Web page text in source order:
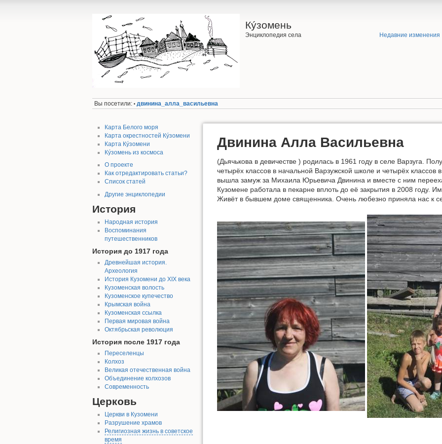
Кýзомень
Энциклопедия села Недавние изменения
Вы посетили: • двинина_алла_васильевна
Карта Белого моря
Карта окрестностей Кýзомени
Карта Кýзомени
Кýзомень из космоса
О проекте
Как отредактировать статьи?
Список статей
Другие энциклопедии
История
Народная история
Воспоминания
путешественников
История до 1917 года
Древнейшая история.
Археология
История Кузомени до XIX века
Кузоменская волость
Кузоменское купечество
Крымская война
Кузоменская ссылка
Первая мировая война
Октябрьская революция
История после 1917 года
Переселенцы
Колхоз
Великая отечественная война
Объединение колхозов
Современность
Церковь
Церкви в Кузомени
Разрушение храмов
Религиозная жизнь в советское
время
Двинина Алла Васильевна
(Дьячькова в девичестве ) родилась в 1961 году в селе Варзуга.
четырёх классов в начальной Варзужской школе и четырёх классов
вышла замуж за Михаила Юрьевича Двинина и вместе с ним
Кузомене работала в пекарне вплоть до её закрытия в 2008 году.
Живёт в бывшем доме священника. Очень любезно приняла нас к